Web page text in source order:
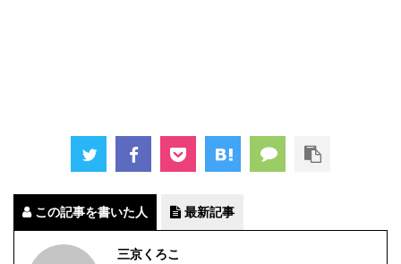
この記事を書いた人 最新記事
三京くろこ